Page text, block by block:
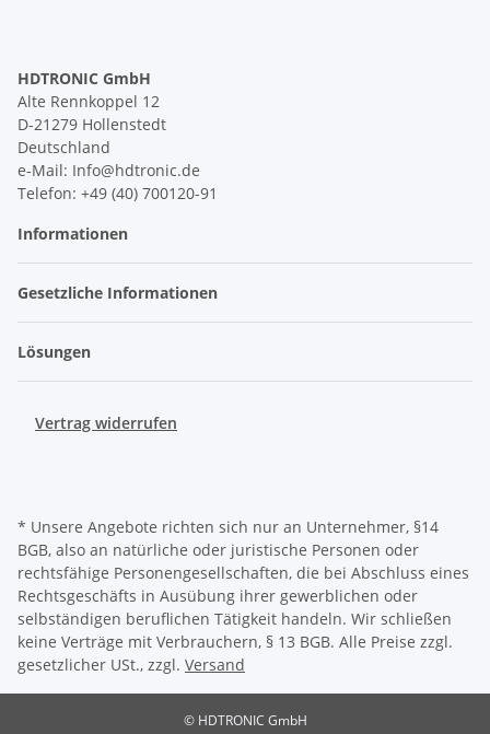
HDTRONIC GmbH
Alte Rennkoppel 12
D-21279 Hollenstedt
Deutschland
e-Mail: Info@hdtronic.de
Telefon: +49 (40) 700120-91
Informationen
Gesetzliche Informationen
Lösungen
Vertrag widerrufen
* Unsere Angebote richten sich nur an Unternehmer, §14
BGB, also an natürliche oder juristische Personen oder
rechtsfähige Personengesellschaften, die bei Abschluss eines
Rechtsgeschäfts in Ausübung ihrer gewerblichen oder
selbständigen beruflichen Tätigkeit handeln. Wir schließen
keine Verträge mit Verbrauchern, § 13 BGB. Alle Preise zzgl.
gesetzlicher USt., zzgl. Versand
© HDTRONIC GmbH